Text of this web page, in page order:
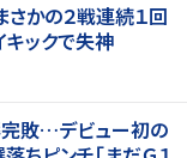
さかの２戦連続１回
キックで失神
完敗…デビュー初の